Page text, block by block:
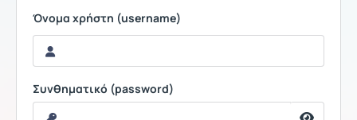
Όνομα χρήστη (username)
Συνθηματικό (password)